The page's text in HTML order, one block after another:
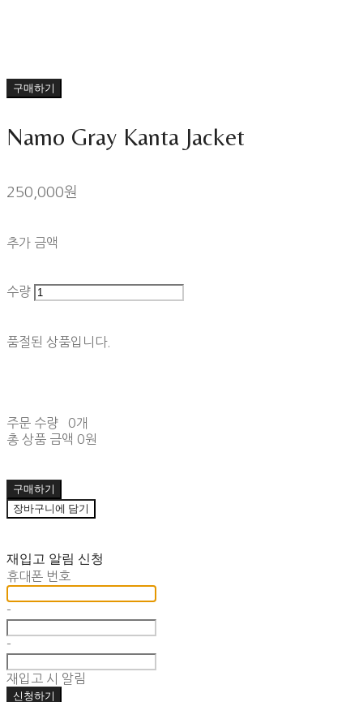
구매하기
Namo Gray Kanta Jacket
250,000원
추가 금액
수량
품절된 상품입니다.
주문 수량
0개
총 상품 금액 0원
구매하기
장바구니에 담기
재입고 알림 신청
휴대폰 번호
-
-
재입고 시 알림
신청하기